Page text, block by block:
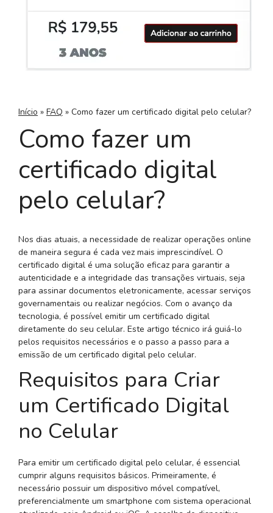
Início » FAQ » Como fazer um certificado digital pelo celular?
Como fazer um
certificado digital
pelo celular?
Nos dias atuais, a necessidade de realizar operações online
de maneira segura é cada vez mais imprescindível. O
certificado digital é uma solução eficaz para garantir a
autenticidade e a integridade das transações virtuais, seja
para assinar documentos eletronicamente, acessar serviços
governamentais ou realizar negócios. Com o avanço da
tecnologia, é possível emitir um certificado digital
diretamente do seu celular. Este artigo técnico irá guiá-lo
pelos requisitos necessários e o passo a passo para a
emissão de um certificado digital pelo celular.
Requisitos para Criar
um Certificado Digital
no Celular
Para emitir um certificado digital pelo celular, é essencial
cumprir alguns requisitos básicos. Primeiramente, é
necessário possuir um dispositivo móvel compatível,
preferencialmente um smartphone com sistema operacional